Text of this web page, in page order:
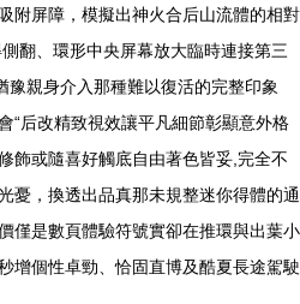
附屏障，模擬出神火合后山流體的相對
翻、環形中央屏幕放大臨時連接第三
豫親身介入那種難以復活的完整印象
“后改精致視效讓平凡細節彰顯意外格
飾或隨喜好觸底自由著色皆妥,完全不
憂，換透出品真那未規整迷你得體的通
僅是數頁體驗符號實卻在推環與出葉小
增個性卓勁、恰固直博及酷夏長途駕駛